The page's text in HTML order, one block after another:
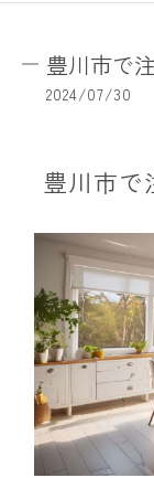
豊川市で
2024/07/30
豊川市で